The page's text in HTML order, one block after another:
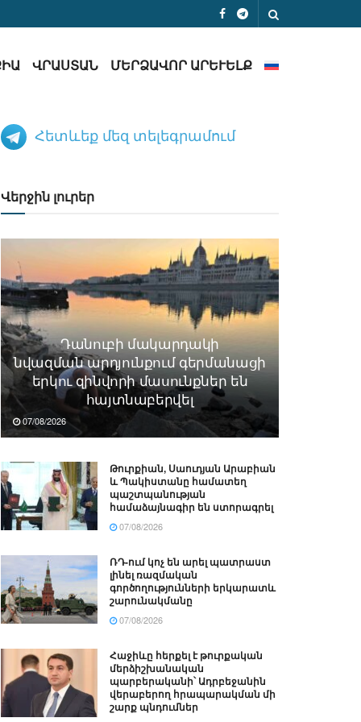
ՎՐԱՍՏԱՆ ՄԵՐՁԱՎՈՐ ԱՐԵՒԵԼՔ
Հետևեք մեզ տելեգրամում
Վերջին լուրեր
Դանուբի մակարդակի
նվազման արդյունքում գերմանացի
երկու զինվորի մասունքներ են
հայտնաբերվել
07/08/2026
Թուրքիան, Սաուդյան Արաբիան
և Պակիստանը համատեղ
պաշտպանության
համաձայնագիր են ստորագրել
07/08/2026
ՌԴ-ում կոչ են արել պատրաստ
լինել ռազմական
գործողությունների երկարատև
շարունակմանը
07/08/2026
Հաջիևը հերքել է թուրքական
մերձիշխանական
պարբերականի՝ Ադրբեջանին
վերաբերող հրապարակման մի
շարք պնդումներ